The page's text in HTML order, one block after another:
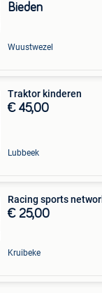
Bieden
Wuustwezel
Traktor kinderen
€ 45,00
Lubbeek
Racing sports
€ 25,00
Kruibeke